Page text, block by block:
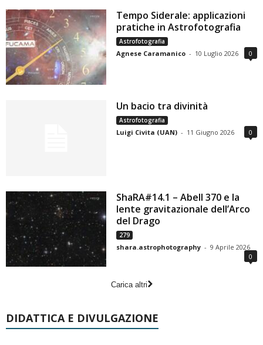
Tempo Siderale: applicazioni
pratiche in Astrofotografia
Astrofotografia
Agnese Caramanico - 10 Luglio 2026 0
Un bacio tra divinità
Astrofotografia
Luigi Civita (UAN) - 11 Giugno 2026 0
ShaRA#14.1 – Abell 370 e la
lente gravitazionale dell’Arco
del Drago
279
shara.astrophotography - 9 Aprile 2026
0
Carica altri
DIDATTICA E DIVULGAZIONE